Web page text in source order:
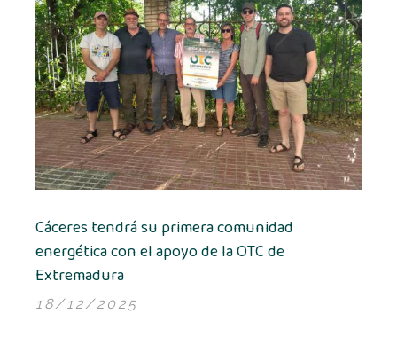
Cáceres tendrá su primera comunidad
energética con el apoyo de la OTC de
Extremadura
18/12/2025